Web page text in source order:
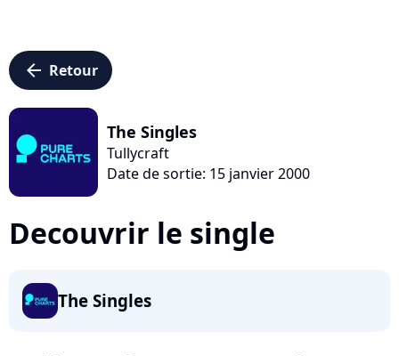
arrow_left Retour
The Singles
Tullycraft
Date de sortie: 15 janvier 2000
Decouvrir le single
The Singles